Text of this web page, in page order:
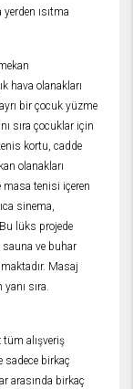
ısıtma
hava olanakları
bir çocuk yüzme
sıra çocuklar için
kortu, cadde
olanakları
masa tenisi içeren
sinema,
lüks projede
sauna ve buhar
Masaj
sıra.
alışveriş
sadece birkaç
arasında birkaç